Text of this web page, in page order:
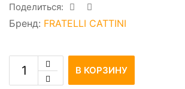
Поделиться:
Бренд: FRATELLI CATTINI
В КОРЗИНУ